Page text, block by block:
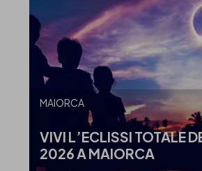
MAIORCA
VIVI L’ECLISSI TOTALE
2026 A MAIORCA